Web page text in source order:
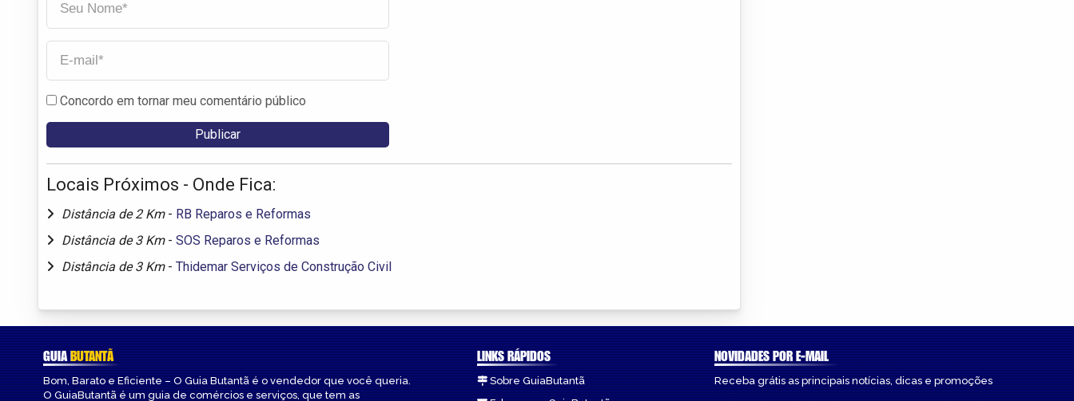
Concordo em tornar meu comentário público
Locais Próximos - Onde Fica:
Distância de 2 Km - RB Reparos e Reformas
Distância de 3 Km - SOS Reparos e Reformas
Distância de 3 Km - Thidemar Serviços de Construção Civil
GUIABUTANTÃ
Bom, Barato e Eficiente – O Guia Butantã é o vendedor que você queria.
O GuiaButantã é um guia de comércios e serviços, que tem as
LINKS RÁPIDOS
Sobre GuiaButantã
NOVIDADES POR E-MAIL
Receba grátis as principais notícias, dicas e promoções